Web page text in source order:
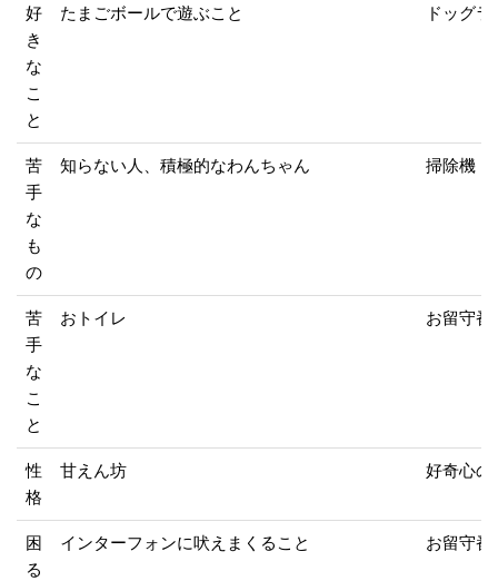
好
き
な
こ
と
たまごボールで遊ぶこと ドッグ
苦
手
な
も
の
知らない人、積極的なわんちゃん 掃除機
苦
手
な
こ
と
おトイレ お留守番
性
格
甘えん坊 好奇心の
困
る
インターフォンに吠えまくること お留守